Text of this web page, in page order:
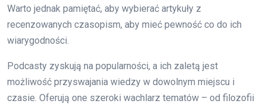
Warto jednak pamiętać, aby wybierać artykuły z
recenzowanych czasopism, aby mieć pewność co do ich
wiarygodności.
Podcasty zyskują na popularności, a ich zaletą jest
możliwość przyswajania wiedzy w dowolnym miejscu i
czasie. Oferują one szeroki wachlarz tematów – od filozofii